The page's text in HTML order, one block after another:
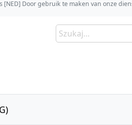
[NED] Door gebruik te maken van onze